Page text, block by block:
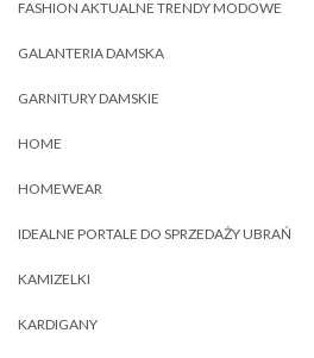
FASHION AKTUALNE TRENDY MODOWE
GALANTERIA DAMSKA
GARNITURY DAMSKIE
HOME
HOMEWEAR
IDEALNE PORTALE DO SPRZEDAŻY UBRAŃ
KAMIZELKI
KARDIGANY